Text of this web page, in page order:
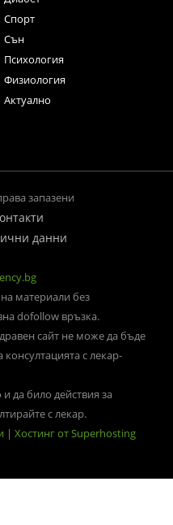
Спорт
Сън
Психология
Физиология
Актуално
запазени
данни
материали без
dofollow връзка.
сайт не може да бъде
с лекар-
да било действия за
с лекар.
| Хостинг от Superhosting